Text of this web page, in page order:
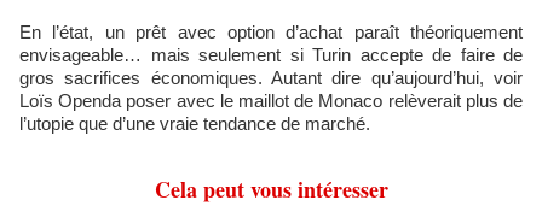
En l’état, un prêt avec option d’achat paraît théoriquement
envisageable… mais seulement si Turin accepte de faire de
gros sacrifices économiques. Autant dire qu’aujourd’hui, voir
Loïs Openda poser avec le maillot de Monaco relèverait plus de
l’utopie que d’une vraie tendance de marché.
Cela peut vous intéresser